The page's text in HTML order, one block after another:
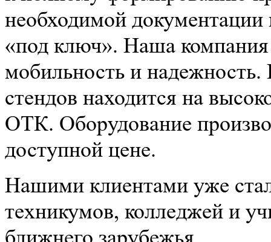
необходимой
«под ключ». Наша компания
мобильность и
стендов находится на
ОТК. Оборудование
доступной цене.
Нашими клиентами уже
техникумов, колледжей и